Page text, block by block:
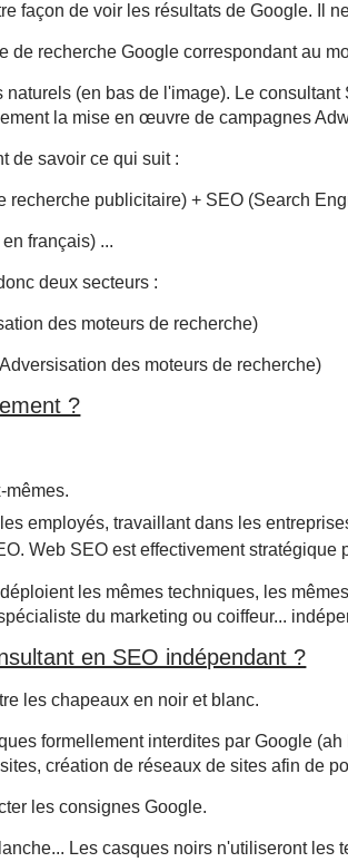
façon de voir les résultats de Google. Il
de recherche Google correspondant au
(en bas de l'image). Le
la mise en œuvre de campagnes
de savoir ce qui suit :
recherche publicitaire) + SEO (Search
français) ...
deux secteurs :
des moteurs de recherche)
des moteurs de recherche)
?
mêmes.
employés, travaillant dans les
Web SEO est effectivement stratégique
les mêmes techniques, les
du marketing ou coiffeur...
en SEO indépendant ?
les chapeaux en noir et blanc.
formellement interdites par Google
création de réseaux de sites afin de
les consignes Google.
Les casques noirs n'utiliseront